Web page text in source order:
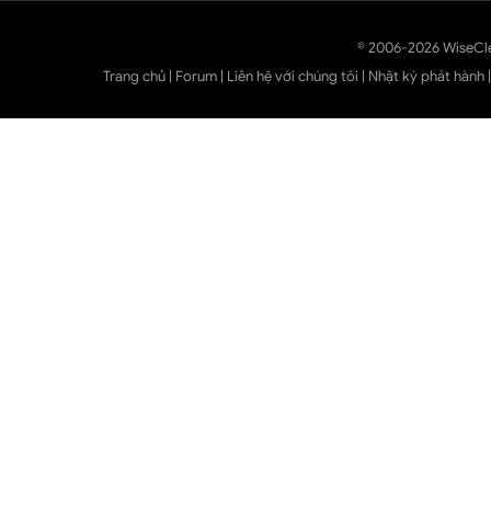
© 2006-2026
Trang chủ | Forum | Liên hệ với chúng tôi | Nhật ký phát hành